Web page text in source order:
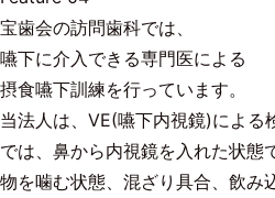
宝歯会の訪問歯科では、
嚥下に介入できる専門医による
摂食嚥下訓練を行っています。
当法人は、VE(嚥下内視鏡)による
では、鼻から内視鏡を入れた状態
物を噛む状態、混ざり具合、飲み